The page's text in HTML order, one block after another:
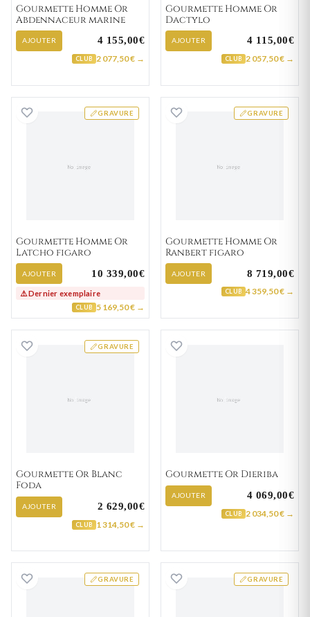
Gourmette Homme Or
Abdennaceur marine
AJOUTER 4 155,00€
CLUB 2 077,50 € →
Gourmette Homme Or
Dactylo
AJOUTER 4 115,00€
CLUB 2 057,50 € →
GRAVURE
Gourmette Homme Or Latcho figaro
Gourmette Homme Or
Latcho figaro
AJOUTER 10 339,00€
⚠️ Dernier exemplaire
CLUB 5 169,50 € →
GRAVURE
Gourmette
Gourmette Homme Or
Ranbert figaro
AJOUTER 8 719,00€
CLUB 4 359,50 € →
GRAVURE
Gourmette Or Blanc Foda
Gourmette Or Blanc
Foda
AJOUTER 2 629,00€
CLUB 1 314,50 € →
Gourmette Or Dieriba
AJOUTER 4 069,00€
CLUB 2 034,50 € →
GRAVURE
Gourmette Or Benot GRAVURE
Gourmette Or